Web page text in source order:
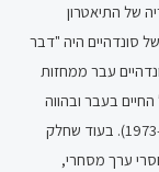
של התיאטרון
של סונדהיים היה "דבר
(1962; 964 הופעות). סונדהיים עבר ממחזות
בעבר ובהווה
("החברה המוצלחת" מ-1970 ו"מוזיקת לילה זעירה" מ-1973). בעוד שחלק
ערך מסחרי,